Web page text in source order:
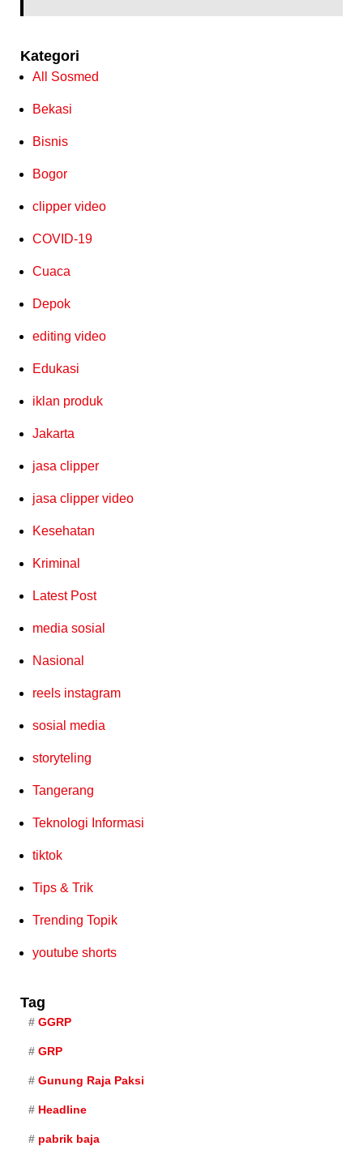
Kategori
All Sosmed
Bekasi
Bisnis
Bogor
clipper video
COVID-19
Cuaca
Depok
editing video
Edukasi
iklan produk
Jakarta
jasa clipper
jasa clipper video
Kesehatan
Kriminal
Latest Post
media sosial
Nasional
reels instagram
sosial media
storyteling
Tangerang
Teknologi Informasi
tiktok
Tips & Trik
Trending Topik
youtube shorts
Tag
GGRP
GRP
Gunung Raja Paksi
Headline
pabrik baja